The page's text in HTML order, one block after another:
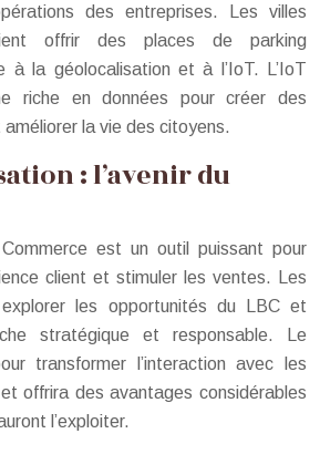
des entreprises. Les villes
offrir des places de parking
à la géolocalisation et à l’IoT. L’IoT
riche en données pour créer des
la vie des citoyens.
: l’avenir du
est un outil puissant pour
client et stimuler les ventes. Les
les opportunités du LBC et
stratégique et responsable. Le
transformer l’interaction avec les
offrira des avantages considérables
l’exploiter.